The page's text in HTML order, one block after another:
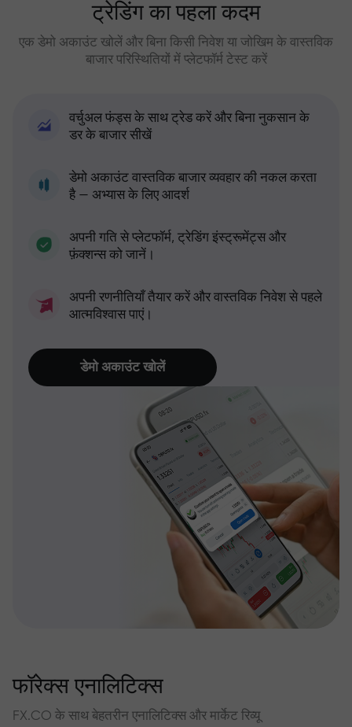
ट्रेडिंग का पहला कदम
एक डेमो अकाउंट खोलें और बिना किसी निवेश या जोखिम के वास्तविक
बाजार परिस्थितियों में प्लेटफॉर्म टेस्ट करें
वर्चुअल फंड्स के साथ ट्रेड करें और बिना नुकसान के
डर के बाजार सीखें
डेमो अकाउंट वास्तविक बाजार व्यवहार की नकल करता
है — अभ्यास के लिए आदर्श
अपनी गति से प्लेटफॉर्म, ट्रेडिंग इंस्ट्रूमेंट्स और
फ़ंक्शन्स को जानें।
अपनी रणनीतियाँ तैयार करें और वास्तविक निवेश से पहले
आत्मविश्वास पाएं।
डेमो अकाउंट खोलें
फॉरेक्स एनालिटिक्स
FX.CO के साथ बेहतरीन एनालिटिक्स और मार्केट रिव्यू